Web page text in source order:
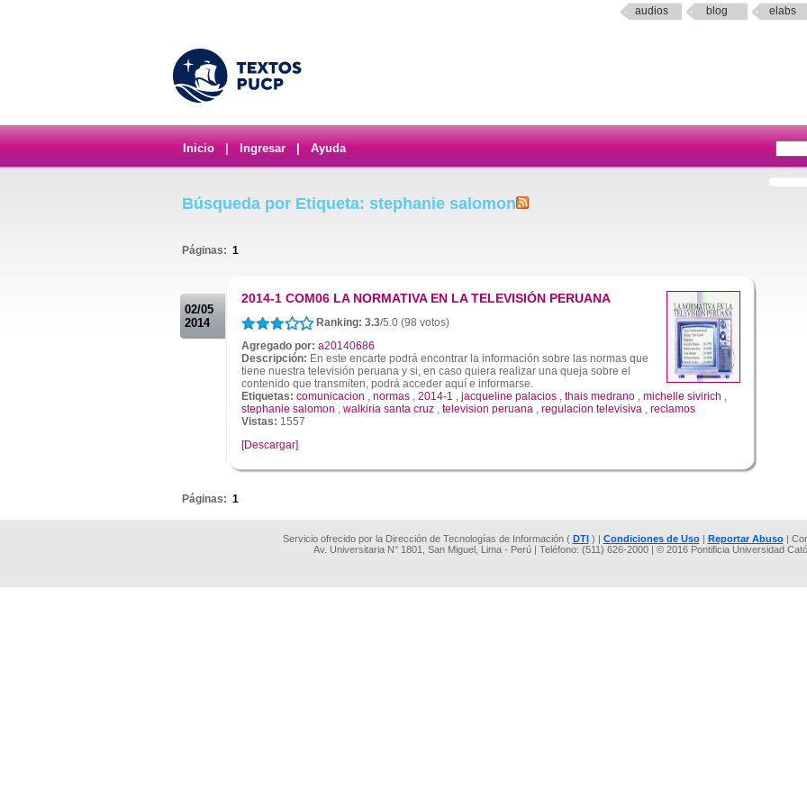
audios blog elabs
Inicio Ingresar Ayuda
Búsqueda por Etiqueta: stephanie salomon
Páginas: 1
02/05
2014
2014-1 COM06 LA NORMATIVA EN LA TELEVISIÓN PERUANA
Ranking: 3.3/5.0 (98 votos)
Agregado por: a20140686
Descripción: En este encarte podrá encontrar la información sobre las normas que
tiene nuestra televisión peruana y si, en caso quiera realizar una queja sobre el
contenido que transmiten, podrá acceder aquí e informarse.
Etiquetas: comunicacion , normas , 2014-1 , jacqueline palacios , thais medrano , michelle sivirich ,
stephanie salomon , walkiria santa cruz , television peruana , regulacion televisiva , reclamos
Vistas: 1557
[Descargar]
Páginas: 1
Servicio ofrecido por la Dirección de Tecnologías de Información ( DTI) | Condiciones de Uso| Reportar Abuso|
Av. Universitaria N° 1801, San Miguel, Lima - Perú | Teléfono: (511) 626-2000 | © 2016 Pontificia Universidad